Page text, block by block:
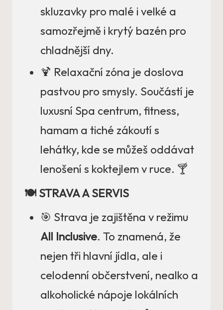
skluzavky pro malé i velké a
samozřejmě i krytý bazén pro
chladnější dny.
🍹 Relaxační zóna je doslova
pastvou pro smysly. Součástí je
luxusní Spa centrum, fitness,
hamam a tiché zákoutí s
lehátky, kde se můžeš oddávat
lenošení s koktejlem v ruce. 🍸
🍽️ STRAVA A SERVIS
🎯 Strava je zajištěna v režimu
All Inclusive. To znamená, že
nejen tři hlavní jídla, ale i
celodenní občerstvení, nealko a
alkoholické nápoje lokálních